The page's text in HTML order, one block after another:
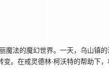
魔法的魔幻世界。一天，乌山镇
。在戒灵德林·柯沃特的帮助下